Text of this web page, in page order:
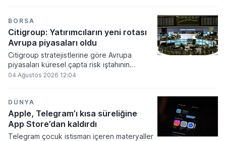
öncesi kârı yüzde 1,9 artış gösteren şirket,
hukuk davası süreçlerini yönetmek ve
borçluluk oranını düşürmek için stratejik
adımlar atmaya devam ediyor.
BORSA
Citigroup: Yatırımcıların yeni rotası
Avrupa piyasaları oldu
Citigroup stratejistlerine göre Avrupa
piyasaları küresel çapta risk iştahının
iyileştiği tek bölge olarak öne çıkıyor. Taze
ABD'de yatırımcı güveninin zayıfladığı ve
Asya'da yapay zeka kaynaklı endişelerin
pozisyonlanmada sert ayrışmalar yarattığı
gözleniyor.
04 Ağustos 2026 12:04
DÜNYA
Apple, Telegram’ı kısa süreliğine
App Store’dan kaldırdı
Telegram çocuk istismarı içeren materyaller